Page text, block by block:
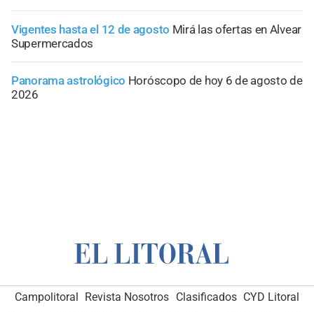
Vigentes hasta el 12 de agosto Mirá las ofertas en Alvear
Supermercados
Panorama astrológico Horóscopo de hoy 6 de agosto de
2026
Campolitoral Revista Nosotros Clasificados CYD Litoral